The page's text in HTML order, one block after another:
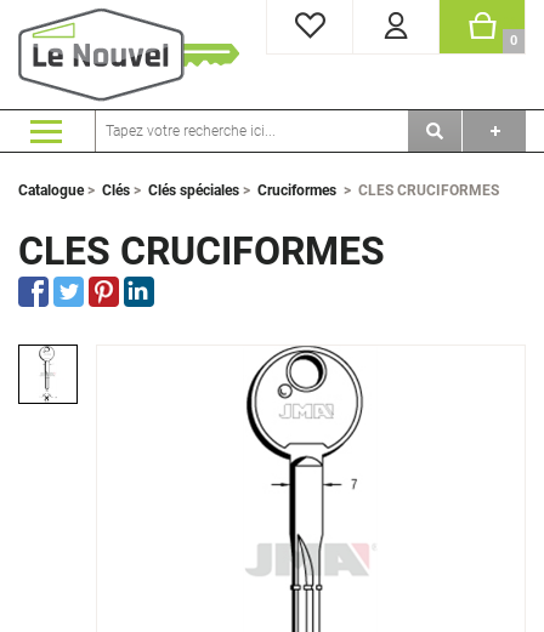
MES FAVORIS
0
Catalogue> Clés > Clés spéciales > Cruciformes > CLES CRUCIFORMES
CLES CRUCIFORMES